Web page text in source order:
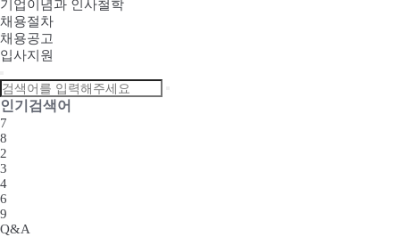
기업이념과 인사철학
채용절차
채용공고
입사지원
인기검색어
7
8
2
3
4
6
9
Q&A